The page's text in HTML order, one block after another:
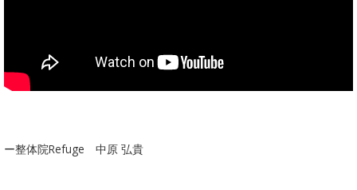
ー整体院Refuge 中原 弘貴